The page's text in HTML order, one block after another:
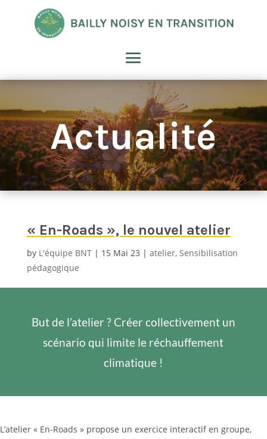
Actualité
« En-Roads », le nouvel atelier
by L'équipe BNT 15 Mai 23 atelier, Sensibilisation
pédagogique
But de l’atelier ? Créer collectivement un
scénario qui limite le réchauffement
climatique !
L’atelier « En-Roads » propose un exercice interactif en groupe,